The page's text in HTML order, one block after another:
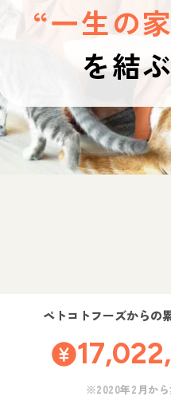
“一生の
を結ぶ
ペトコトフーズからの
※2020年2月か